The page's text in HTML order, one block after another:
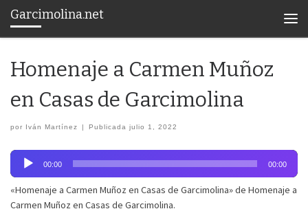
Saltar al contenido
Garcimolina.net
Homenaje a Carmen Muñoz
en Casas de Garcimolina
por Iván Martínez | Publicadajulio 1, 2022
Reproductor
de
audio
00:00 00:00
«Homenaje a Carmen Muñoz en Casas de Garcimolina» de Homenaje a
Carmen Muñoz en Casas de Garcimolina.